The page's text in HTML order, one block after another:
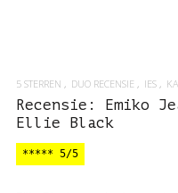
5 STERREN DUO RECENSIE IES
Recensie: Emiko
Ellie Black
***** 5/5